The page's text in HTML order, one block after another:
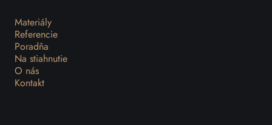
Materiály
Referencie
Poradňa
Na stiahnutie
O nás
Kontakt